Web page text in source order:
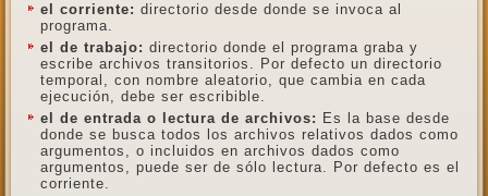
el corriente: directorio desde donde se invoca al
programa.
el de trabajo:directorio donde el programa graba y
escribe archivos transitorios. Por defecto un directorio
temporal, con nombre aleatorio, que cambia en cada
ejecución, debe ser escribible.
el de entrada o lectura de archivos: Es la base desde
donde se busca todos los archivos relativos dados como
argumentos, o incluidos en archivos dados como
argumentos, puede ser de sólo lectura. Por defecto es el
corriente.